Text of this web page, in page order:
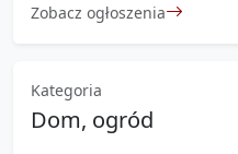
Zobacz ogłoszenia
Kategoria
Dom, ogród